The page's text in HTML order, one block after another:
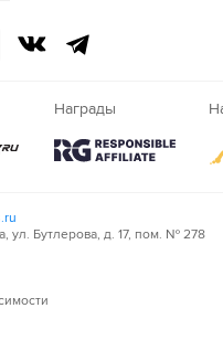
Награды
ул. Бутлерова, д. 17, пом. № 278